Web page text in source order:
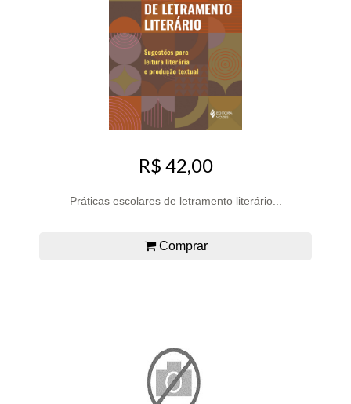
R$ 42,00
Práticas escolares de letramento literário...
Comprar